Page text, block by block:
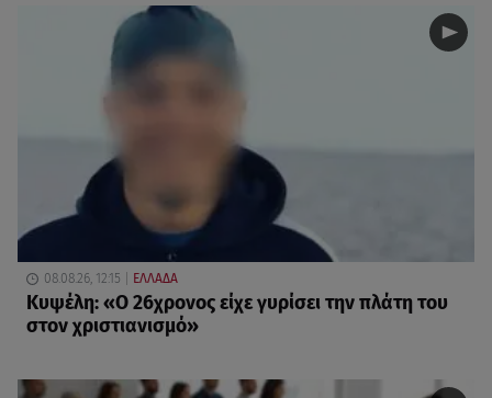
08.08.26, 12:15 ΕΛΛΑΔΑ
Κυψέλη: «Ο 26χρονος είχε γυρίσει την πλάτη του
στον χριστιανισμό»